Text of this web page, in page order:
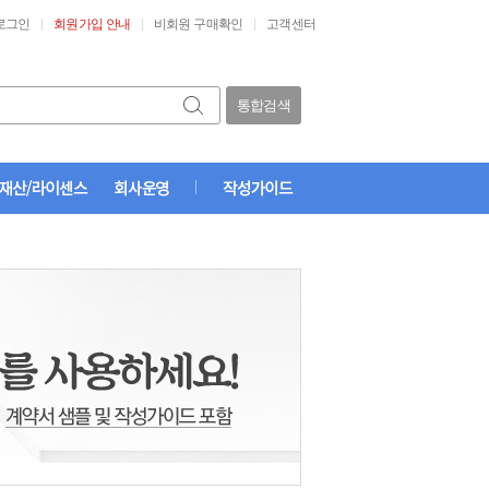
그인 회원가입 안내 비회원 구매확인 고객센터
통합검색